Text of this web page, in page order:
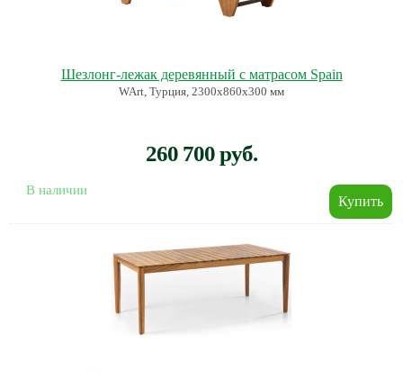
Шезлонг-лежак деревянный с матрасом Spain
WArt, Турция, 2300х860x300 мм
260 700 руб.
В наличии